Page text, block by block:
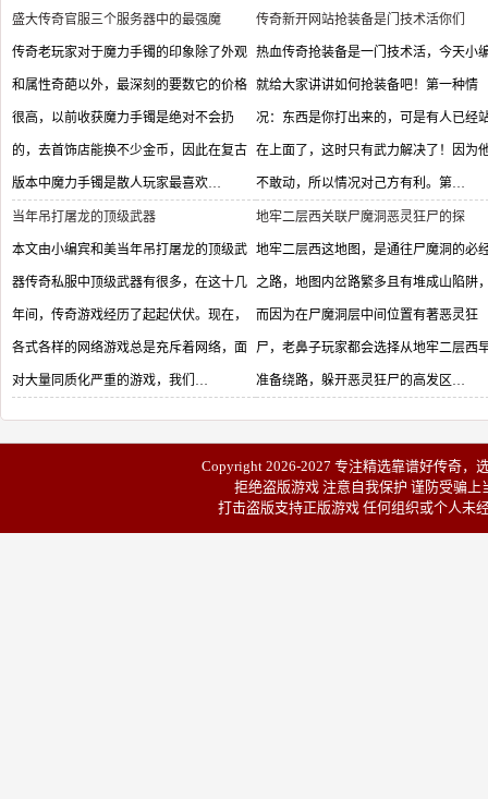
盛大传奇官服三个服务器中的最强魔
传奇老玩家对于魔力手镯的印象除了外观
和属性奇葩以外，最深刻的要数它的价格
很高，以前收获魔力手镯是绝对不会扔
的，去首饰店能换不少金币，因此在复古
版本中魔力手镯是散人玩家最喜欢…
传奇新开网站抢装备是门技术活你们
热血传奇抢装备是一门技术活，今天小
就给大家讲讲如何抢装备吧！第一种情
况：东西是你打出来的，可是有人已经
在上面了，这时只有武力解决了！因为
不敢动，所以情况对己方有利。第…
当年吊打屠龙的顶级武器
本文由小编宾和美当年吊打屠龙的顶级武
器传奇私服中顶级武器有很多，在这十几
年间，传奇游戏经历了起起伏伏。现在，
各式各样的网络游戏总是充斥着网络，面
对大量同质化严重的游戏，我们…
地牢二层西关联尸魔洞恶灵狂尸的探
地牢二层西这地图，是通往尸魔洞的必
之路，地图内岔路繁多且有堆成山陷阱
而因为在尸魔洞层中间位置有著恶灵狂
尸，老鼻子玩家都会选择从地牢二层西
准备绕路，躲开恶灵狂尸的高发区…
Copyright 2026-2027 专注精选靠谱好传奇，
拒绝盗版游戏 注意自我保护 谨防受骗
打击盗版支持正版游戏 任何组织或个人未